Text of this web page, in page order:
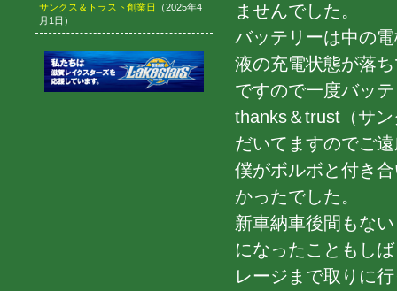
サンクス＆トラスト創業日
（2025年4
月1日）
ませんでした。
バッテリーは中の
液の充電状態が落
ですので一度バッ
thanks＆trust（サ
だいてますのでご
僕がボルボと付き
かったでした。
新車納車後間もな
になったこともし
レージまで取りに